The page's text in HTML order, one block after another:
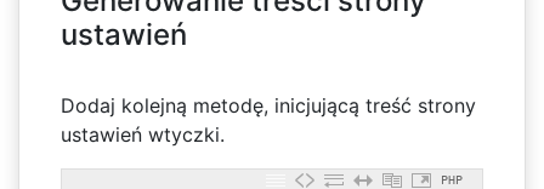
ustawień
Dodaj kolejną metodę, inicjującą treść strony
ustawień wtyczki.
PHP